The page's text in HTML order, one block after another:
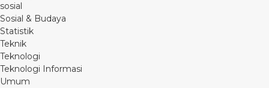
sosial
Sosial & Budaya
Statistik
Teknik
Teknologi
Teknologi Informasi
Umum